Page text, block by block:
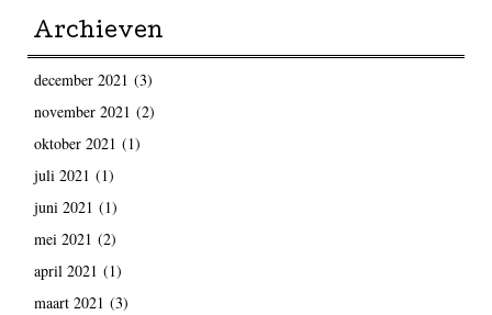
Archieven
december 2021 (3)
november 2021 (2)
oktober 2021 (1)
juli 2021 (1)
juni 2021 (1)
mei 2021 (2)
april 2021 (1)
maart 2021 (3)